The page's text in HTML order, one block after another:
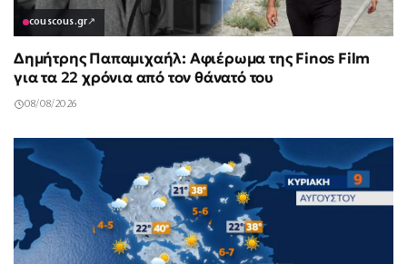
couscous.gr↗
Δημήτρης Παπαμιχαήλ: Αφιέρωμα της Finos Film
για τα 22 χρόνια από τον θάνατό του
08/08/2026